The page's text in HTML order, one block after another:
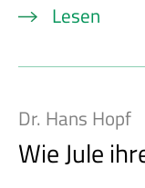
Lesen
Dr. Hans Hopf
Wie Jule